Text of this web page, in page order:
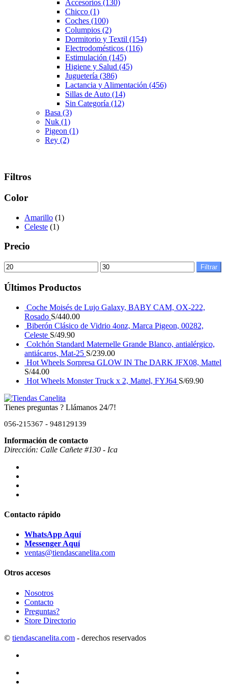
Accesorios (130)
Chicco (1)
Coches (100)
Columpios (2)
Dormitorio y Textil (154)
Electrodomésticos (116)
Estimulación (145)
Higiene y Salud (45)
Juguetería (386)
Lactancia y Alimentación (456)
Sillas de Auto (14)
Sin Categoría (12)
Basa (3)
Nuk (1)
Pigeon (1)
Rey (2)
Filtros
Color
Amarillo (1)
Celeste (1)
Precio
Filtrar
Últimos Productos
Coche Moisés de Lujo Galaxy, BABY CAM, OX-222,
Rosado S/440.00
Biberón Clásico de Vidrio 4onz, Marca Pigeon, 00282,
Celeste S/49.90
Colchón Standard Maternelle Grande Blanco, antialérgico,
antiácaros, Mat-25 S/239.00
Hot Wheels Sorpresa GLOW IN The DARK JFX08, Mattel
S/44.00
Hot Wheels Monster Truck x 2, Mattel, FYJ64 S/69.90
Tienes preguntas ? Llámanos 24/7!
056-215367 - 948129139
Información de contacto
Dirección: Calle Cañete #130 - Ica
Contacto rápido
WhatsApp Aquí
Messenger Aquí
ventas@tiendascanelita.com
Otros accesos
Nosotros
Contacto
Preguntas?
Store Directorio
© tiendascanelita.com - derechos reservados